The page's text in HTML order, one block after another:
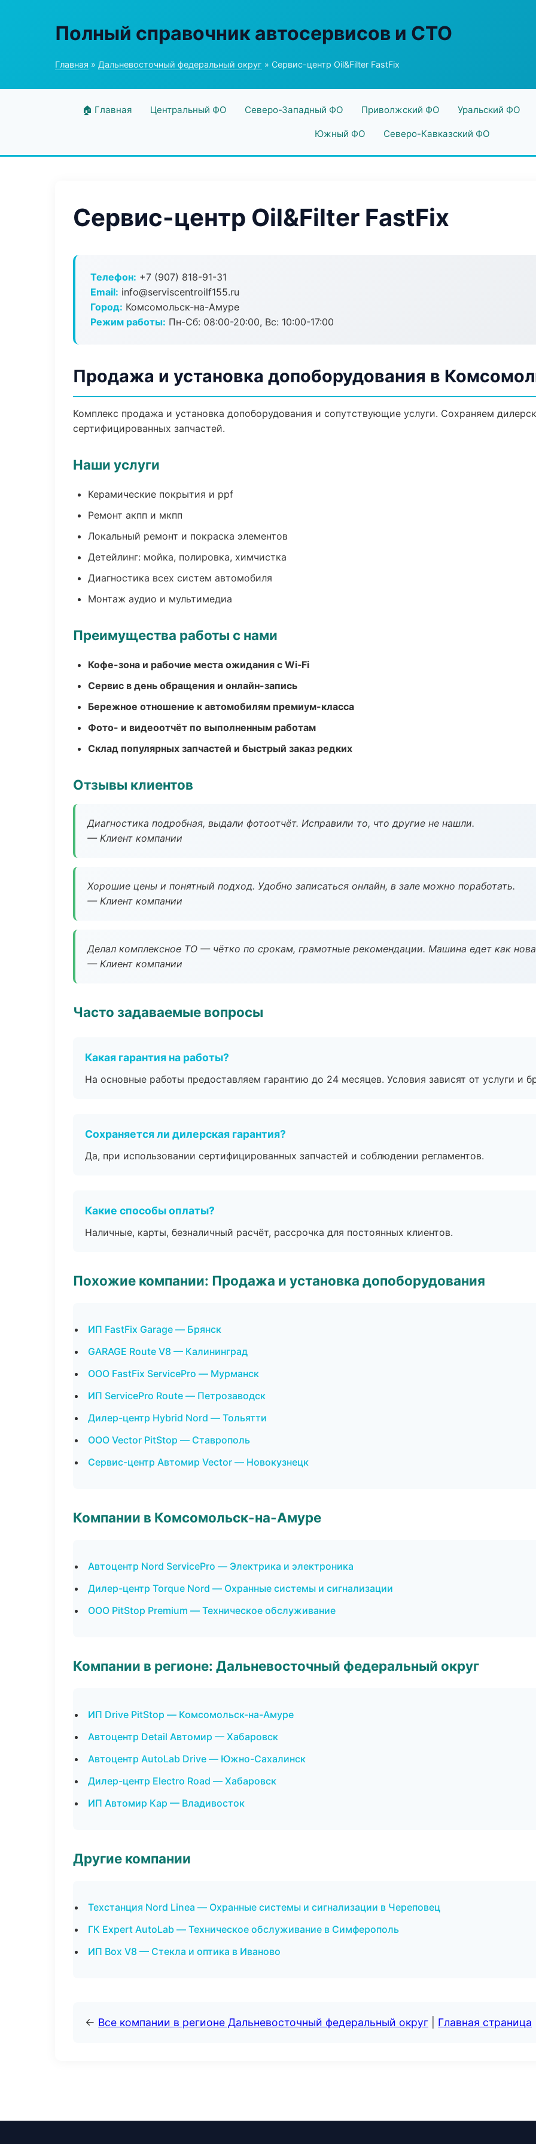
Полный справочник автосервисов и СТО
Главная » Дальневосточный федеральный округ » Сервис-центр Oil&Filter FastFix
🏠 Главная Центральный ФО Северо-Западный ФО Приволжский ФО Уральский ФО
Южный ФО Северо-Кавказский ФО
Сервис-центр Oil&Filter FastFix
Телефон: +7 (907) 818-91-31
Email: info@serviscentroilf155.ru
Город: Комсомольск-на-Амуре
Режим работы: Пн-Сб: 08:00-20:00, Вс: 10:00-17:00
Продажа и установка допоборудования в
Комплекс продажа и установка допоборудования и сопутствующие услуги. Сохраняем
сертифицированных запчастей.
Наши услуги
Керамические покрытия и ppf
Ремонт акпп и мкпп
Локальный ремонт и покраска элементов
Детейлинг: мойка, полировка, химчистка
Диагностика всех систем автомобиля
Монтаж аудио и мультимедиа
Преимущества работы с нами
Кофе-зона и рабочие места ожидания с Wi‑Fi
Сервис в день обращения и онлайн-запись
Бережное отношение к автомобилям премиум-класса
Фото- и видеоотчёт по выполненным работам
Склад популярных запчастей и быстрый заказ редких
Отзывы клиентов
Диагностика подробная, выдали фотоотчёт. Исправили то, что другие не нашли.
— Клиент компании
Хорошие цены и понятный подход. Удобно записаться онлайн, в зале можно поработать.
— Клиент компании
Делал комплексное ТО — чётко по срокам, грамотные рекомендации. Машина едет как
— Клиент компании
Часто задаваемые вопросы
Какая гарантия на работы?
На основные работы предоставляем гарантию до 24 месяцев. Условия зависят от услуги и
Сохраняется ли дилерская гарантия?
Да, при использовании сертифицированных запчастей и соблюдении регламентов.
Какие способы оплаты?
Наличные, карты, безналичный расчёт, рассрочка для постоянных клиентов.
Похожие компании: Продажа и установка допоборудования
ИП FastFix Garage — Брянск
GARAGE Route V8 — Калининград
ООО FastFix ServicePro — Мурманск
ИП ServicePro Route — Петрозаводск
Дилер-центр Hybrid Nord — Тольятти
ООО Vector PitStop — Ставрополь
Сервис-центр Автомир Vector — Новокузнецк
Компании в Комсомольск-на-Амуре
Автоцентр Nord ServicePro — Электрика и электроника
Дилер-центр Torque Nord — Охранные системы и сигнализации
ООО PitStop Premium — Техническое обслуживание
Компании в регионе: Дальневосточный федеральный округ
ИП Drive PitStop — Комсомольск-на-Амуре
Автоцентр Detail Автомир — Хабаровск
Автоцентр AutoLab Drive — Южно-Сахалинск
Дилер-центр Electro Road — Хабаровск
ИП Автомир Кар — Владивосток
Другие компании
Техстанция Nord Linea — Охранные системы и сигнализации в Череповец
ГК Expert AutoLab — Техническое обслуживание в Симферополь
ИП Box V8 — Стекла и оптика в Иваново
← Все компании в регионе Дальневосточный федеральный округ Главная страница